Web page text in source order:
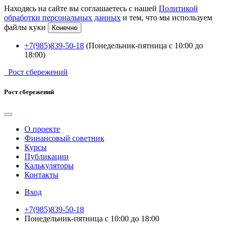
Находясь на сайте вы соглашаетесь с нашей Политикой
обработки персональных данных и тем, что мы используем
файлы куки
Конечно
+7(985)839-50-18 (Понедельник-пятница с 10:00 до
18:00)
Рост сбережений
Рост сбережений
О проекте
Финансовый советник
Курсы
Публикации
Калькуляторы
Контакты
Вход
+7(985)839-50-18
Понедельник-пятница с 10:00 до 18:00